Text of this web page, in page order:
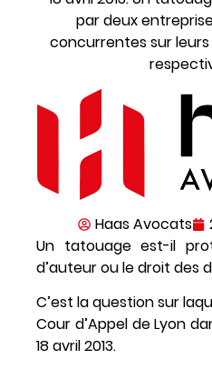
par deux
concurrentes sur
Haas Avocats
Un tatouage est-il
d’auteur ou le droit des
C’est la question sur
Cour d’Appel de Lyon
18 avril 2013.